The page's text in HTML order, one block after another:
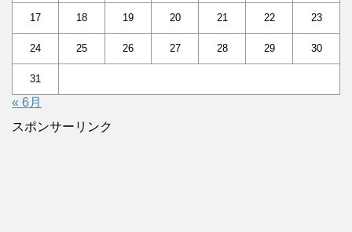
17 18 19 20 21 22 23
24 25 26 27 28 29 30
31
« 6月
スポンサーリンク